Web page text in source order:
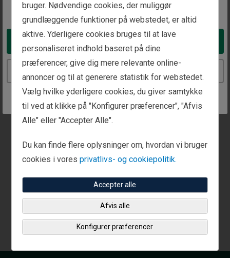
You appear to be in the United States
Take me to the United States website
Continue to the Denmark website
Ring til os
+1 (650) 425-9357
Send en fax
+1 (650) 529-1436
Dette kontor har tilgængelige mødetider.
Ring til os eller brug vores kontaktformular for at
oprette et møde.
bruger. Nødvendige cookies, der muliggør
grundlæggende funktioner på webstedet, er altid
aktive. Yderligere cookies bruges til at lave
personaliseret indhold baseret på dine
præferencer, give dig mere relevante online-
annoncer og til at generere statistik for webstedet.
Vælg hvilke yderligere cookies, du giver samtykke
til ved at klikke på "Konfigurer præferencer", "Afvis
Alle" eller "Accepter Alle".
Du kan finde flere oplysninger om, hvordan vi bruger
cookies i vores privatlivs- og cookiepolitik.
Accepter alle
Afvis alle
Konfigurer præferencer